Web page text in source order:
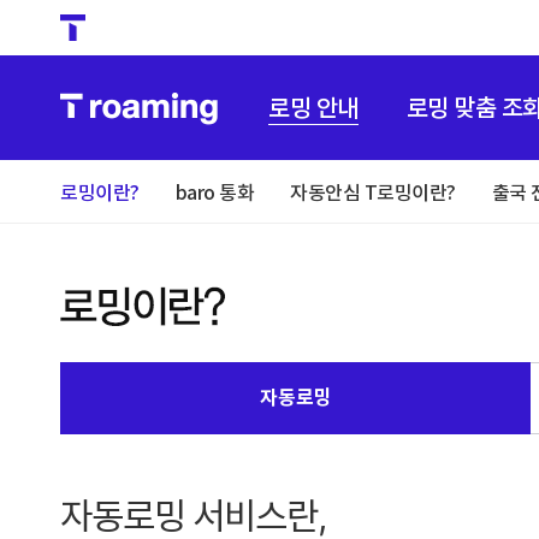
로밍 안내
로밍이란? baro 통화 자동안심 T로밍이란? 출국
로밍 맞춤 조
자동로밍
자동로밍 서비스란,